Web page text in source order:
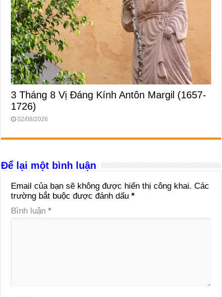
3 Tháng 8 Vị Ðáng Kính Antôn Margil (1657-
1726)
02/08/2026
Để lại một bình luận
Email của bạn sẽ không được hiển thị công khai. Các
trường bắt buộc được đánh dấu*
Bình luận*